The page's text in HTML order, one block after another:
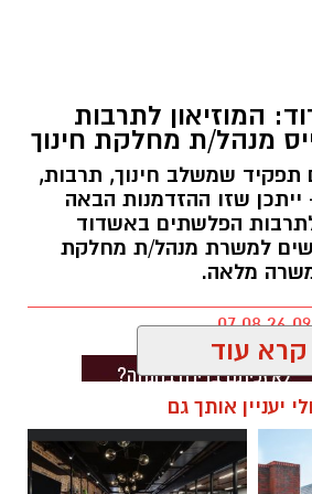
נוסף.
תחנת בת ים, בשיתוף
בת ים, הגיעו למקום והחלו
לצד סריקות לאיתור
את החשודים בביצוע
המוזיאון לתרבות
מנהל/ת מחלקת חינוך
שמשלב חינוך, תרבות,
ייתכן שזו ההזדמנות הבאה
הפלשתים באשדוד
למשרת מנהל/ת מחלקת
מלאה.
קרא עוד
יעניין אותך גם